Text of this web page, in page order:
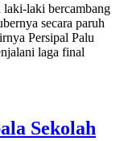
laki-laki bercambang
secara paruh
Persipal Palu
laga final
Sekolah